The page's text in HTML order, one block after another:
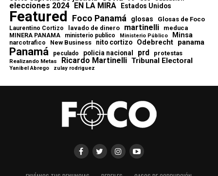
elecciones 2024 EN LA MIRA Estados Unidos
Featured Foco Panamá glosas Glosas de Foco
Laurentino Cortizo lavado de dinero martinelli meduca
MINERA PANAMA ministerio publico Ministerio Público Minsa
narcotrafico New Business nito cortizo Odebrecht panama
Panamá peculado policia nacional prd protestas
Realizando Metas Ricardo Martinelli Tribunal Electoral
Yanibel Abrego zulay rodriguez